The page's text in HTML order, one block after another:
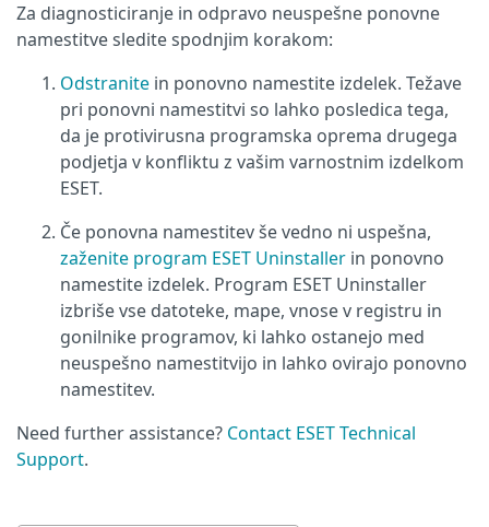
Za diagnosticiranje in odpravo neuspešne ponovne
namestitve sledite spodnjim korakom:
Odstranite in ponovno namestite izdelek. Težave
pri ponovni namestitvi so lahko posledica tega,
da je protivirusna programska oprema drugega
podjetja v konfliktu z vašim varnostnim izdelkom
ESET.
Če ponovna namestitev še vedno ni uspešna,
zaženite program ESET Uninstaller in ponovno
namestite izdelek. Program ESET Uninstaller
izbriše vse datoteke, mape, vnose v registru in
gonilnike programov, ki lahko ostanejo med
neuspešno namestitvijo in lahko ovirajo ponovno
namestitev.
Need further assistance? Contact ESET Technical
Support.